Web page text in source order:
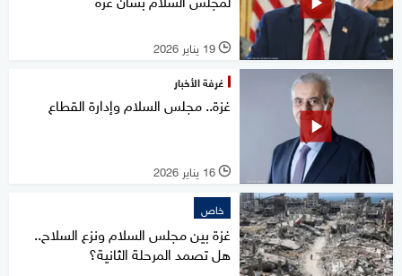
l 19 يناير 2026
غرفة الأخبار
غزة.. مجلس السلام وإدارة القطاع
l 16 يناير 2026
خاص
غزة بين مجلس السلام ونزع السلاح..
هل تصمد المرحلة الثانية؟